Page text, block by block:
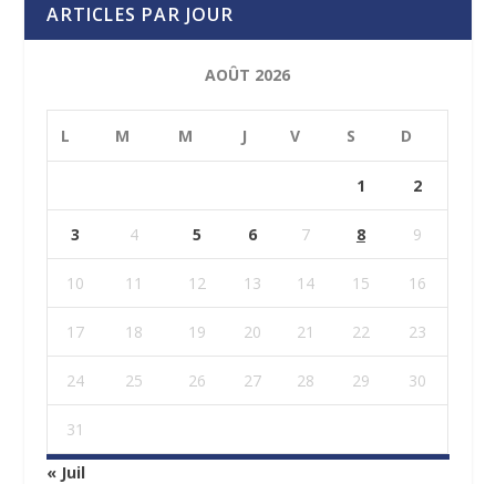
ARTICLES PAR JOUR
AOÛT 2026
L M M J V S D
1 2
3 4 5 6 7 8 9
10 11 12 13 14 15 16
17 18 19 20 21 22 23
24 25 26 27 28 29 30
31
« Juil